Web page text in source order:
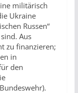
militärisch
Ukraine
Russen“
Aus
zu finanzieren;
in
den